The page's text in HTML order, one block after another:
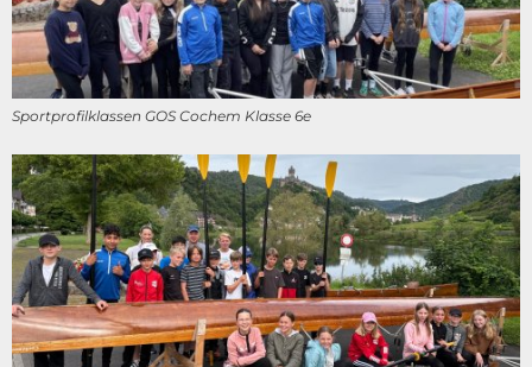
Sportprofilklassen GOS Cochem Klasse 6e